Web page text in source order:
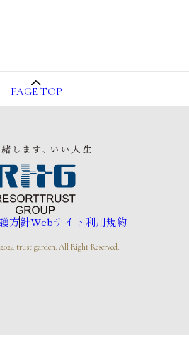
PAGE TOP
方針Webサイト利用規約
trust garden. All Right Reserved.